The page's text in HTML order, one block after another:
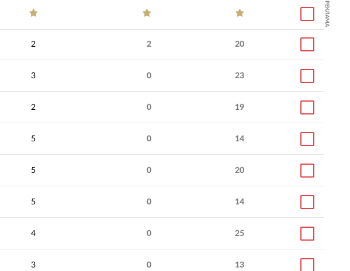
РЕКЛАМА
2 2 20
3 0 23
2 0 19
5 0 14
5 0 20
5 0 14
4 0 25
3 0 13